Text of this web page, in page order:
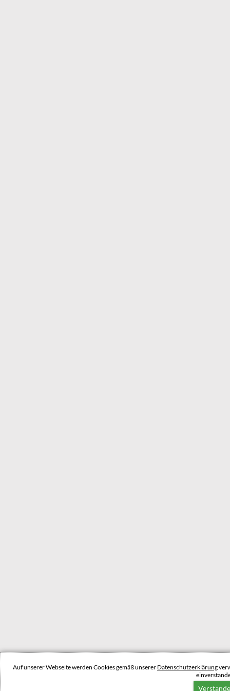
Auf unserer Webseite werden Cookies gemäß unserer Datenschutzerklärung